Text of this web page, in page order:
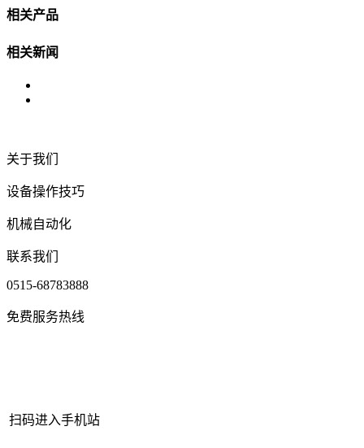
相关产品
相关新闻
关于我们
设备操作技巧
机械自动化
联系我们
0515-68783888
免费服务热线
扫码进入手机站